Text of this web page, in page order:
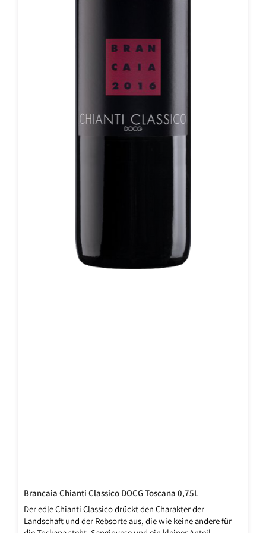
Brancaia Chianti Classico DOCG Toscana 0,75L
Der edle Chianti Classico drückt den Charakter der
Landschaft und der Rebsorte aus, die wie keine andere für